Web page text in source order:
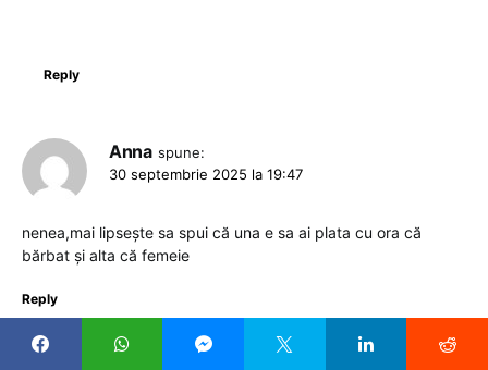
Reply
Anna spune:
30 septembrie 2025 la 19:47
nenea,mai lipsește sa spui că una e sa ai plata cu ora că
bărbat și alta că femeie
Reply